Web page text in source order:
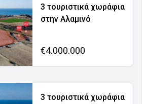
3 τουριστικά χωράφια
στην Αλαμινό
€4.000.000
3 τουριστικά χωράφια